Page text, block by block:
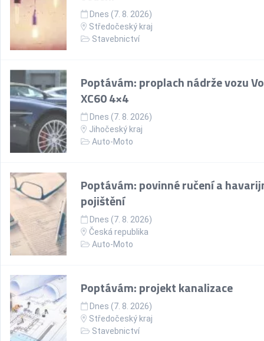
Dnes (7. 8. 2026)
Středočeský kraj
Stavebnictví
Poptávám: proplach nádrže vozu
XC60 4×4
Dnes (7. 8. 2026)
Jihočeský kraj
Auto-Moto
Poptávám: povinné ručení a
pojištění
Dnes (7. 8. 2026)
Česká republika
Auto-Moto
Poptávám: projekt kanalizace
Dnes (7. 8. 2026)
Středočeský kraj
Stavebnictví